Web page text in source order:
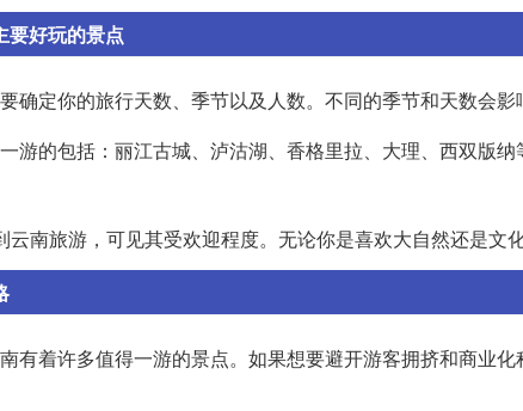
要好玩的景点
确定你的旅行天数、季节以及人数。不同的季节和天数会影
游的包括：丽江古城、泸沽湖、香格里拉、大理、西双版
南旅游，可见其受欢迎程度。无论你是喜欢大自然还是文
有着许多值得一游的景点。如果想要避开游客拥挤和商业